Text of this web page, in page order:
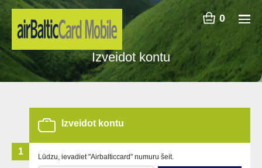
0
Izveidot kontu
Izveidot kontu
1
Lūdzu, ievadiet "Airbalticcard" numuru šeit.